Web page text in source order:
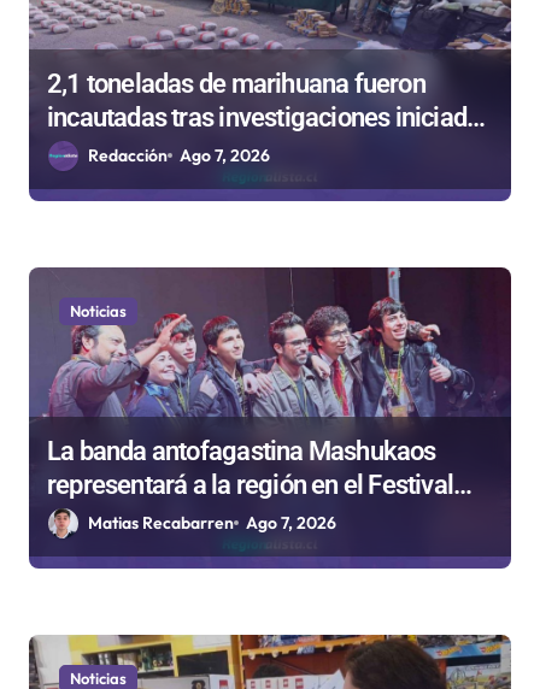
a
d 2,1 toneladas de marihuana fueron
incautadas tras investigaciones iniciadas
en Antofagasta
Redacción Ago 7, 2026
Noticias
La banda antofagastina Mashukaos
representará a la región en el Festival
Rockódromo de Valparaíso
Matias Recabarren Ago 7, 2026
Noticias